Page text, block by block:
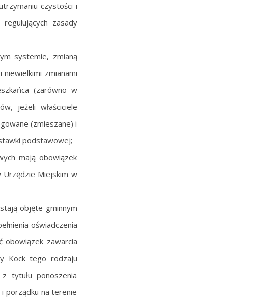
czystości i
zasady
systemie, zmianą
niewielkimi zmianami
(zarówno w
jeżeli właściciele
(zmieszane) i
podstawowej;
mają obowiązek
Urzędzie Miejskim w
objęte gminnym
oświadczenia
zawarcia
Kock tego rodzaju
tytułu ponoszenia
porządku na terenie